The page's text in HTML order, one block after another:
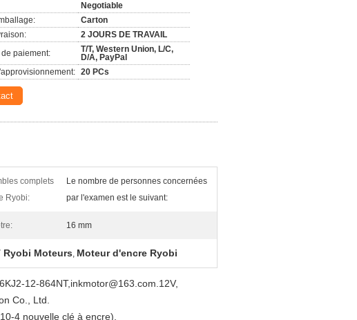
Negotiable
Carton
2 JOURS DE TRAVAIL
paiement:
T/T, Western Union, L/C,
D/A, PayPal
20 PCs
complets
Ryobi:
Le nombre de personnes concernées
par l'examen est le suivant:
16 mm
Ryobi Moteurs, Moteur d'encre Ryobi
12-864NT,inkmotor@163.com.12V,
Co., Ltd.
4 nouvelle clé à encre),